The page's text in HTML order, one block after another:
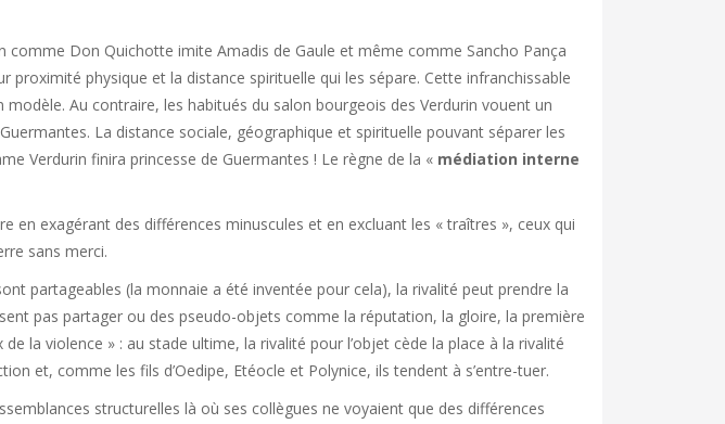
comme Don Quichotte imite Amadis de Gaule et même comme Sancho Pança
physique et la distance spirituelle qui les sépare. Cette infranchissable
Au contraire, les habitués du salon bourgeois des Verdurin vouent un
La distance sociale, géographique et spirituelle pouvant séparer les
Verdurin finira princesse de Guermantes ! Le règne de la « médiation interne
en exagérant des différences minuscules et en excluant les « traîtres », ceux qui
sans merci.
partageables (la monnaie a été inventée pour cela), la rivalité peut prendre la
pas partager ou des pseudo-objets comme la réputation, la gloire, la première
de la violence » : au stade ultime, la rivalité pour l’objet cède la place à la rivalité
et, comme les fils d’Oedipe, Etéocle et Polynice, ils tendent à s’entre-tuer.
structurelles là où ses collègues ne voyaient que des différences